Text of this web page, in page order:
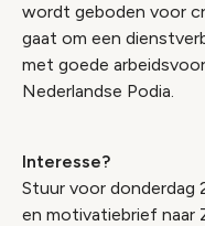
wordt geboden voor
gaat om een
met goede
Nederlandse Podia.
Interesse?
Stuur voor donderdag
en motivatiebrief naar